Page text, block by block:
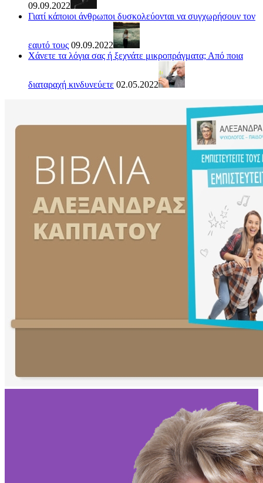
09.09.2022
Γιατί κάποιοι άνθρωποι δυσκολεύονται να συγχωρήσουν τον
εαυτό τους 09.09.2022
Χάνετε τα λόγια σας ή ξεχνάτε μικροπράγματα; Από ποια
διαταραχή κινδυνεύετε 02.05.2022